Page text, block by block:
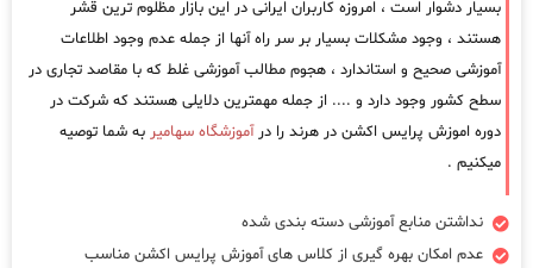
بسیار دشوار است ، امروزه کاربران ایرانی در این بازار مظلوم ترین قشر
هستند ، وجود مشکلات بسیار بر سر راه آنها از جمله عدم وجود اطلاعات
آموزشی صحیح و استاندارد ، هجوم مطالب آموزشی غلط که با مقاصد تجاری در
سطح کشور وجود دارد و .... از جمله مهمترین دلایلی هستند که شرکت در
دوره اموزش پرایس اکشن در هرند را درآموزشگاه سهامیر به شما توصیه
میکنیم .
نداشتن منابع آموزشی دسته بندی شده
عدم امکان بهره گیری از کلاس های آموزش پرایس اکشن مناسب